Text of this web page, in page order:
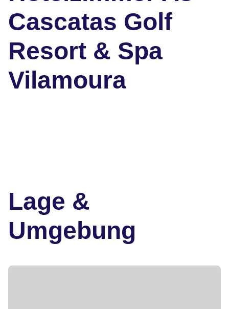
Cascatas Golf
Resort & Spa
Vilamoura
Lage &
Umgebung